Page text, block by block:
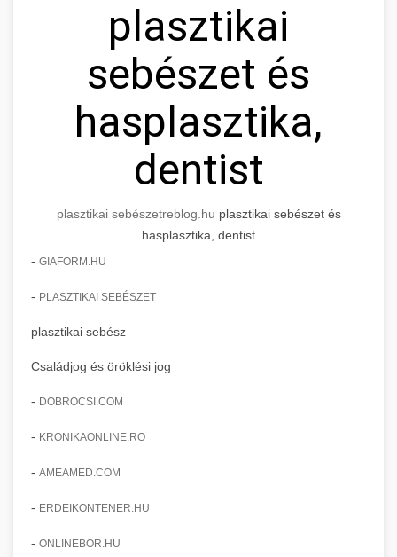
plasztikai
sebészet és
hasplasztika,
dentist
plasztikai sebészetreblog.hu plasztikai sebészet és
hasplasztika, dentist
- GIAFORM.HU
- PLASZTIKAI SEBÉSZET
plasztikai sebész
Családjog és öröklési jog
- DOBROCSI.COM
- KRONIKAONLINE.RO
- AMEAMED.COM
- ERDEIKONTENER.HU
- ONLINEBOR.HU